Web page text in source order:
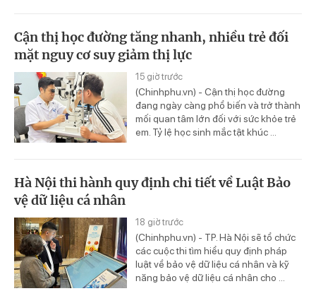
Cận thị học đường tăng nhanh, nhiều trẻ đối
mặt nguy cơ suy giảm thị lực
15 giờ trước
(Chinhphu.vn) - Cận thị học đường
đang ngày càng phổ biến và trở thành
mối quan tâm lớn đối với sức khỏe trẻ
em. Tỷ lệ học sinh mắc tật khúc ...
Hà Nội thi hành quy định chi tiết về Luật Bảo
vệ dữ liệu cá nhân
18 giờ trước
(Chinhphu.vn) - TP. Hà Nội sẽ tổ chức
các cuộc thi tìm hiểu quy định pháp
luật về bảo vệ dữ liệu cá nhân và kỹ
năng bảo vệ dữ liệu cá nhân cho ...